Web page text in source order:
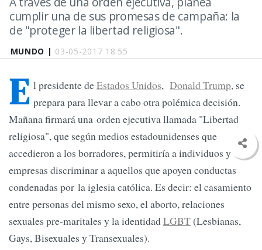
MUNDO | 03-05-2017 18:55
cumplir una de sus promesas de campaña: la
de "proteger la libertad religiosa".
E l presidente deEstados Unidos, Donald Trump, se
prepara para llevar a cabo otra polémica decisión.
Mañana firmará una orden ejecutiva llamada "Libertad
religiosa", que según medios estadounidenses que
accedieron a los borradores, permitiría a individuos y
empresas discriminar a aquellos que apoyen conductas
condenadas por la iglesia católica. Es decir: el casamiento
entre personas del mismo sexo, el aborto, relaciones
sexuales pre-maritales y la identidadLGBT(Lesbianas,
Gays, Bisexuales y Transexuales).